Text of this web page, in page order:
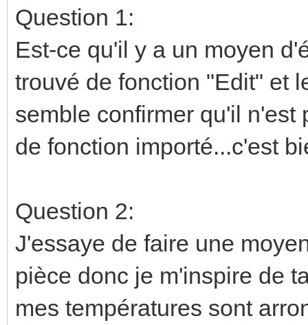
Question 1:
Est-ce qu'il y a un moyen
trouvé de fonction "Edit" et
semble confirmer qu'il
de fonction importé...c'est
Question 2:
J'essaye de faire une
pièce donc je m'inspire de
mes températures sont